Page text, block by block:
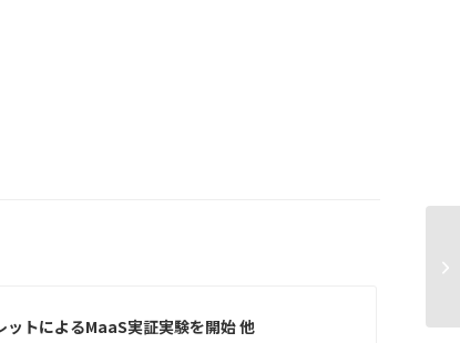
ットによるMaaS実証実験を開始 他